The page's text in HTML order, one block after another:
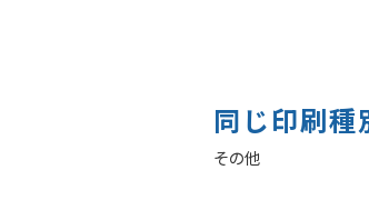
同じ印刷種
その他